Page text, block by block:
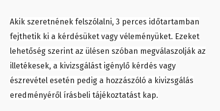
Akik szeretnének felszólalni, 3 perces időtartamban
fejthetik ki a kérdésüket vagy véleményüket. Ezeket
lehetőség szerint az ülésen szóban megválaszolják az
illetékesek, a kivizsgálást igénylő kérdés vagy
észrevétel esetén pedig a hozzászóló a kivizsgálás
eredményéről írásbeli tájékoztatást kap.